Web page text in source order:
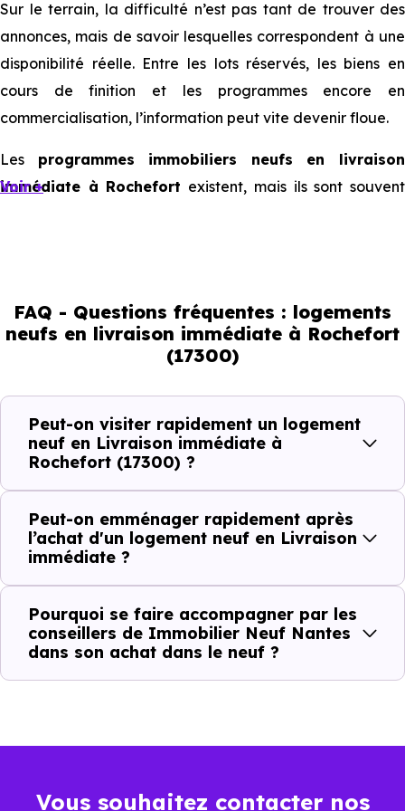
Sur le terrain, la difficulté n’est pas tant de trouver des
annonces, mais de savoir lesquelles correspondent à une
disponibilité réelle. Entre les lots réservés, les biens en
cours de finition et les programmes encore en
commercialisation, l’information peut vite devenir floue.
Les programmes immobiliers neufs en livraison
immédiate à Rochefort existent, mais ils sont souvent
Livraison immédiate : ce que vous
pouvez réellement faire
concrète. Le logement neuf est là, vous pouvez le voir, et
le projet peut avancer rapidement.
Action Ce que cela change pour vous
Visiter Vous voyez le bien tel qu’il est
Comparer Vous comparez des biens réels
Emménager Possible plus rapidement
Voir +
FAQ - Questions fréquentes : logements
neufs en livraison immédiate à Rochefort
(17300)
Peut-on visiter rapidement un logement
neuf en Livraison immédiate à
Rochefort (17300) ?
Peut-on emménager rapidement après
l’achat d'un logement neuf en Livraison
immédiate ?
Pourquoi se faire accompagner par les
conseillers de Immobilier Neuf Nantes
dans son achat dans le neuf ?
Vous souhaitez contacter nos